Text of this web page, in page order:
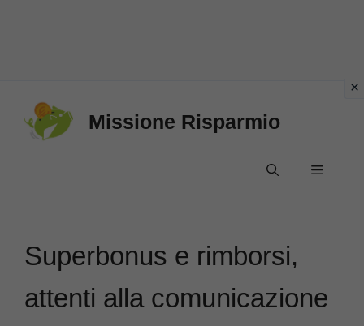
Missione Risparmio
Menu
Superbonus e rimborsi,
attenti alla comunicazione